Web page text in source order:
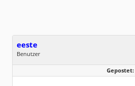
eeste
Benutzer
Geschlecht:
keine Angabe
Dabei seit:
12 / 2020
Gepostet: